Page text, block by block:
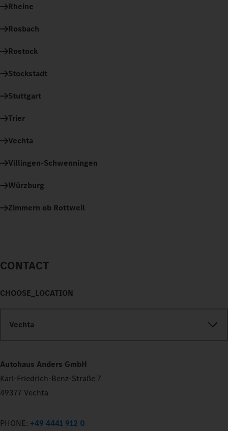
Rheine
Rosbach
Rostock
Stockstadt
Stuttgart
Trier
Vechta
Villingen-Schwenningen
Würzburg
Zimmern ob Rottweil
CONTACT
CHOOSE_LOCATION
Vechta
Autohaus Anders GmbH
Karl-Friedrich-Benz-Straße 7
49377 Vechta
PHONE: +49 4441 912 0